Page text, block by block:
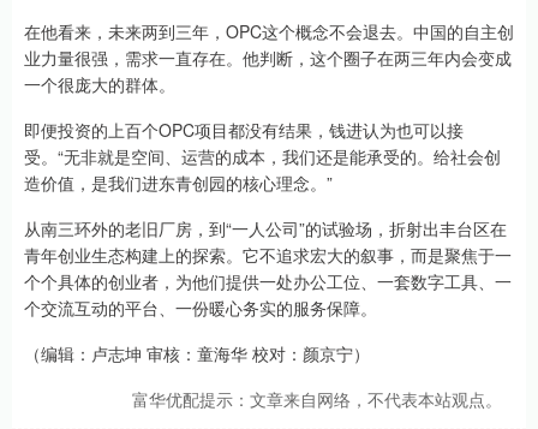
在他看来，未来两到三年，OPC这个概念不会退去。中国的自主创
业力量很强，需求一直存在。他判断，这个圈子在两三年内会变成
一个很庞大的群体。
即便投资的上百个OPC项目都没有结果，钱进认为也可以接
受。“无非就是空间、运营的成本，我们还是能承受的。给社会创
造价值，是我们进东青创园的核心理念。”
从南三环外的老旧厂房，到“一人公司”的试验场，折射出丰台区在
青年创业生态构建上的探索。它不追求宏大的叙事，而是聚焦于一
个个具体的创业者，为他们提供一处办公工位、一套数字工具、一
个交流互动的平台、一份暖心务实的服务保障。
（编辑：卢志坤 审核：童海华 校对：颜京宁）
富华优配提示：文章来自网络，不代表本站观点。